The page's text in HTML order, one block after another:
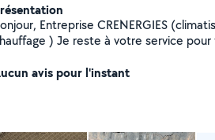
CRENERGIES (climatisation
) Je reste à votre service
7
avis pour l'instant